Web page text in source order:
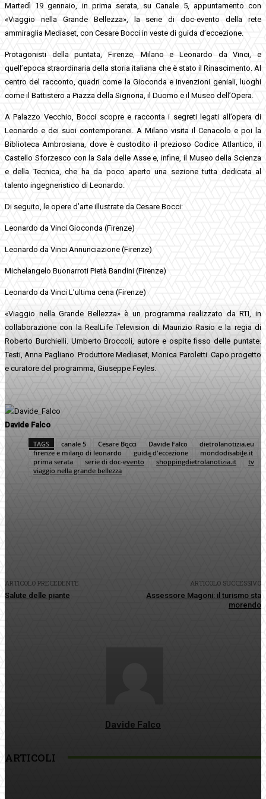
Martedì 19 gennaio, in prima serata, su Canale 5, appuntamento con
«Viaggio nella Grande Bellezza», la serie di doc-evento della rete
ammiraglia Mediaset, con Cesare Bocci in veste di guida d’eccezione.
Protagonisti della puntata, Firenze, Milano e Leonardo da Vinci, e
quell’epoca straordinaria della storia italiana che è stato il Rinascimento. Al
centro del racconto, quadri come la Gioconda e invenzioni geniali, luoghi
come il Battistero a Piazza della Signoria, il Duomo e il Museo dell’Opera.
A Palazzo Vecchio, Bocci scopre e racconta i segreti legati all’opera di
Leonardo e dei suoi contemporanei. A Milano visita il Cenacolo e poi la
Biblioteca Ambrosiana, dove è custodito il prezioso Codice Atlantico, il
Castello Sforzesco con la Sala delle Asse e, infine, il Museo della Scienza
e della Tecnica, che ha da poco aperto una sezione tutta dedicata al
talento ingegneristico di Leonardo.
Di seguito, le opere d’arte illustrate da Cesare Bocci:
Leonardo da Vinci Gioconda (Firenze)
Leonardo da Vinci Annunciazione (Firenze)
Michelangelo Buonarroti Pietà Bandini (Firenze)
Leonardo da Vinci L’ultima cena (Firenze)
«Viaggio nella Grande Bellezza» è un programma realizzato da RTI, in
collaborazione con la RealLife Television di Maurizio Rasio e la regia di
Roberto Burchielli. Umberto Broccoli, autore e ospite fisso delle puntate.
Testi, Anna Pagliano. Produttore Mediaset, Monica Paroletti. Capo progetto
e curatore del programma, Giuseppe Feyles.
Davide Falco
TAGS canale 5 Cesare Bocci Davide Falco
dietrolanotizia.eu
firenze e milano di leonardo
guida d'eccezione
mondodisabile.it
prima serata
serie di doc-evento shoppingdietrolanotizia.it
tv
viaggio nella grande bellezza
ARTICOLO PRECEDENTE
Salute delle piante
ARTICOLO SUCCESSIVO
Assessore Magoni: il turismo sta
morendo
Davide Falco
ARTICOLI